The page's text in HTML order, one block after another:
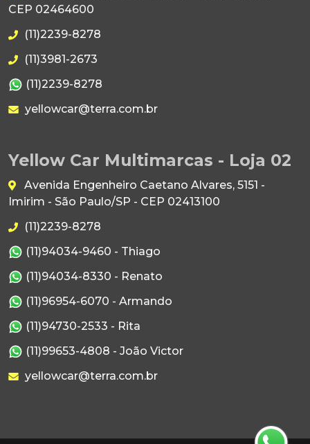
CEP 02464600
(11)2239-8278
(11)3981-2673
(11)2239-8278
yellowcar@terra.com.br
Yellow Car Multimarcas - Loja 02
Avenida Engenheiro Caetano Alvares, 5151 -
Imirim - São Paulo/SP - CEP 02413100
(11)2239-8278
(11)94034-9460 - Thiago
(11)94034-8330 - Renato
(11)96954-6070 - Armando
(11)94730-2533 - Rita
(11)99653-4808 - João Victor
yellowcar@terra.com.br